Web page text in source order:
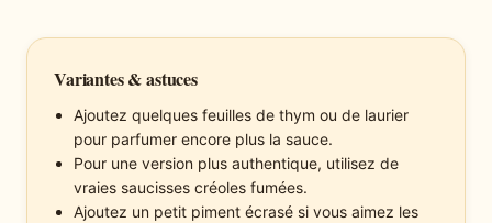
Variantes & astuces
Ajoutez quelques feuilles de thym ou de laurier
pour parfumer encore plus la sauce.
Pour une version plus authentique, utilisez de
vraies saucisses créoles fumées.
Ajoutez un petit piment écrasé si vous aimez les